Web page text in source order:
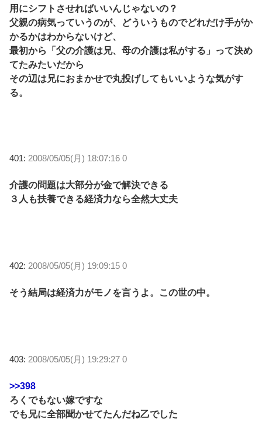
用にシフトさせればいいんじゃないの？
父親の病気っていうのが、どういうものでどれだけ手がか
かるかはわからないけど、
最初から「父の介護は兄、母の介護は私がする」って決め
てたみたいだから
その辺は兄におまかせで丸投げしてもいいような気がす
る。
401: 2008/05/05(月) 18:07:16 0
介護の問題は大部分が金で解決できる
３人も扶養できる経済力なら全然大丈夫
402: 2008/05/05(月) 19:09:15 0
そう結局は経済力がモノを言うよ。この世の中。
403: 2008/05/05(月) 19:29:27 0
>>398
ろくでもない嫁ですな
でも兄に全部聞かせてたんだね乙でした